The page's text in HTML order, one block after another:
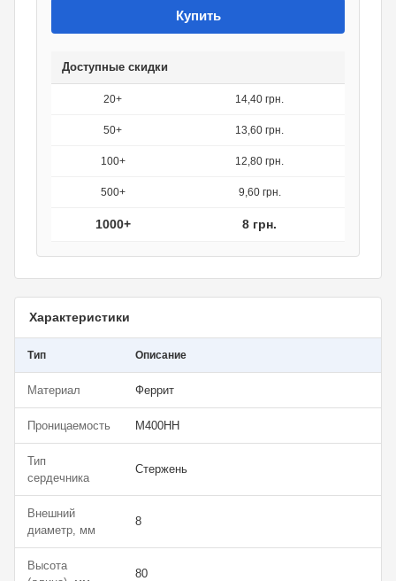
Купить
Доступные скидки
20+ 14,40 грн.
50+ 13,60 грн.
100+ 12,80 грн.
500+ 9,60 грн.
1000+ 8 грн.
Характеристики
Тип Описание
Материал Феррит
Проницаемость М400НН
Тип
сердечника
Стержень
Внешний
диаметр, мм
8
Высота
80